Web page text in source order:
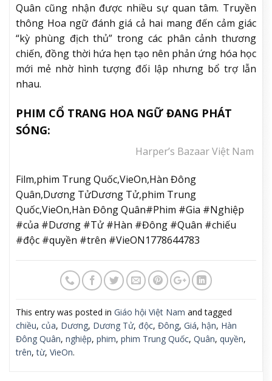
Quân cũng nhận được nhiều sự quan tâm. Truyền
thông Hoa ngữ đánh giá cả hai mang đến cảm giác
“kỳ phùng địch thủ” trong các phân cảnh thương
chiến, đồng thời hứa hẹn tạo nên phản ứng hóa học
mới mẻ nhờ hình tượng đối lập nhưng bổ trợ lẫn
nhau.
PHIM CỔ TRANG HOA NGỮ ĐANG PHÁT
SÓNG:
Harper’s Bazaar Việt Nam
Film,phim Trung Quốc,VieOn,Hàn Đông
Quân,Dương TửDương Tử,phim Trung
Quốc,VieOn,Hàn Đông Quân#Phim #Gia #Nghiệp
#của #Dương #Tử #Hàn #Đông #Quân #chiếu
#độc #quyền #trên #VieON1778644783
This entry was posted in Giáo hội Việt Nam and tagged
chiều, của, Dương, Dương Tử, độc, Đông, Giá, hận, Hàn
Đông Quân, nghiệp, phim, phim Trung Quốc, Quân, quyền,
trên,từ, VieOn.